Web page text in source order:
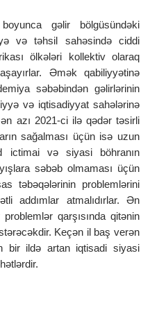
gəlir bölgüsündəki
və təhsil sahəsində ciddi
ölkələri kollektiv olaraq
Əmək qabiliyyətinə
səbəbindən gəlirlərinin
və iqtisadiyyat sahələrinə
azı 2021-ci ilə qədər təsirli
sağalması üçün isə uzun
ictimai və siyasi böhranın
səbəb olmaması üçün
təbəqələrinin problemlərini
addımlar atmalıdırlar. Ən
qarşısında qitənin
Keçən il baş verən
bir ildə artan iqtisadi siyasi